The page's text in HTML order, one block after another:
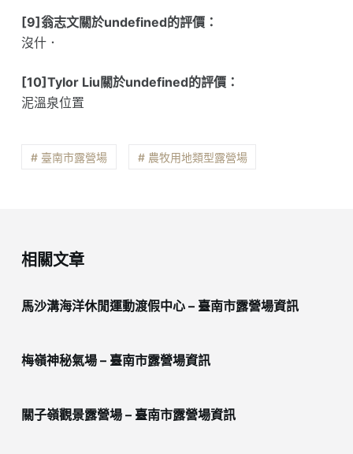
[9]翁志文關於undefined的評價：
沒什．
[10]Tylor Liu關於undefined的評價：
泥溫泉位置
# 臺南市露營場 # 農牧用地類型露營場
相關文章
馬沙溝海洋休閒運動渡假中心 – 臺南市露營場資訊
梅嶺神秘氣場 – 臺南市露營場資訊
關子嶺觀景露營場 – 臺南市露營場資訊